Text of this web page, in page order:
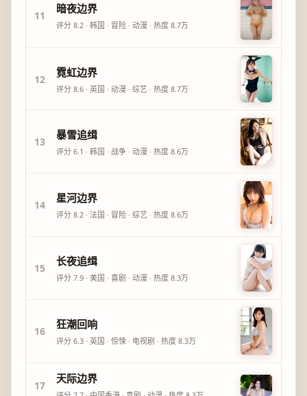
11
暗夜边界
评分 8.2 · 韩国 · 冒险 · 动漫 · 热度 8.7万
12
霓虹边界
评分 8.6 · 英国 · 动漫 · 综艺 · 热度 8.7万
13
暴雪追缉
评分 6.1 · 韩国 · 战争 · 动漫 · 热度 8.6万
14
星河边界
评分 8.2 · 法国 · 冒险 · 综艺 · 热度 8.6万
15
长夜追缉
评分 7.9 · 美国 · 喜剧 · 动漫 · 热度 8.3万
16
狂潮回响
评分 6.3 · 英国 · 惊悚 · 电视剧 · 热度 8.3万
17
天际边界